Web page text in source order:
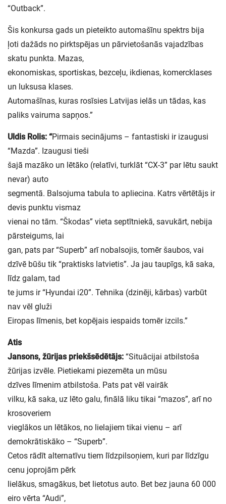
“Outback”.
Šis konkursa gads un pieteikto automašīnu spektrs bija
ļoti dažāds no pirktspējas un pārvietošanās vajadzības
skatu punkta. Mazas,
ekonomiskas, sportiskas, bezceļu, ikdienas, komercklases
un luksusa klases.
Automašīnas, kuras rosīsies Latvijas ielās un tādas, kas
paliks vairuma sapņos.”
Uldis Rolis: “Pirmais secinājums – fantastiski ir izaugusi
“Mazda”. Izaugusi tieši
šajā mazāko un lētāko (relatīvi, turklāt “CX-3” par lētu saukt
nevar) auto
segmentā. Balsojuma tabula to apliecina. Katrs vērtētājs ir
devis punktu vismaz
vienai no tām. “Škodas” vieta septītniekā, savukārt, nebija
pārsteigums, lai
gan, pats par “Superb” arī nobalsojis, tomēr šaubos, vai
dzīvē būšu tik “praktisks latvietis”. Ja jau taupīgs, kā saka,
līdz galam, tad
te jums ir “Hyundai i20”. Tehnika (dzinēji, kārbas) varbūt
nav vēl gluži
Eiropas līmenis, bet kopējais iespaids tomēr izcils.”
Atis
Jansons, žūrijas priekšsēdētājs: “Situācijai atbilstoša
žūrijas izvēle. Pietiekami piezemēta un mūsu
dzīves līmenim atbilstoša. Pats pat vēl vairāk
vilku, kā saka, uz lēto galu, finālā liku tikai “mazos”, arī no
krosoveriem
vieglākos un lētākos, no lielajiem tikai vienu – arī
demokrātiskāko – “Superb”.
Cetos rādīt alternatīvu tiem līdzpilsoņiem, kuri par līdzīgu
cenu joprojām pērk
lielākus, smagākus, bet lietotus auto. Bet bez jauna 60 000
eiro vērta “Audi”,